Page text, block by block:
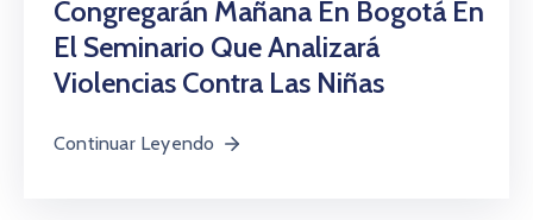
Congregarán Mañana En Bogotá En
El Seminario Que Analizará
Violencias Contra Las Niñas
Continuar Leyendo